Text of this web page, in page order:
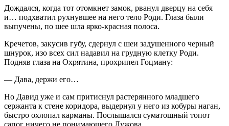
Дождался, когда тот отомкнет замок, рванул дверцу на себя
и… подхватил рухнувшее на него тело Роди. Глаза были
выпучены, по шее шла ярко-красная полоса.
Кречетов, закусив губу, сдернул с шеи задушенного черный
шнурок, изо всех сил надавил на грудную клетку Роди.
Подняв глаза на Охрятина, прохрипел Гоцману:
— Дава, держи его…
Но Давид уже и сам притиснул растерянного младшего
сержанта к стене коридора, выдернул у него из кобуры наган,
быстро охлопал карманы. Послышался суматошный топот